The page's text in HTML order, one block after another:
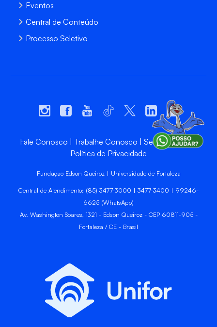
Eventos
Central de Conteúdo
Processo Seletivo
Fale Conosco Trabalhe Conosco
Sempre Unifor
Política de Privacidade
Fundação Edson Queiroz | Universidade de Fortaleza
Central de Atendimento: (85) 3477-3000 | 3477-3400 | 99246-
6625 (WhatsApp)
Av. Washington Soares, 1321 - Edson Queiroz - CEP 60811-905 -
Fortaleza / CE - Brasil